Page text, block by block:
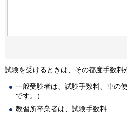
試験を受けるときは、その都度手数料
一般受験者は、試験手数料、車の
です。）
教習所卒業者は、試験手数料